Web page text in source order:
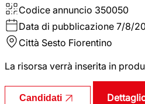
Codice annuncio 350050
Data di pubblicazione 7/8/
Città Sesto Fiorentino
La risorsa verrà inserita in
Candidati